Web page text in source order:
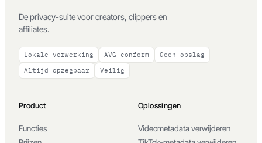
affiliates.
Lokale verwerking AVG-conform
Product Oplossingen